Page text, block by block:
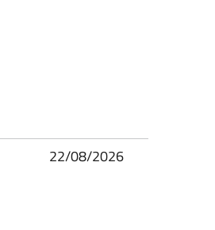
22/08/2026